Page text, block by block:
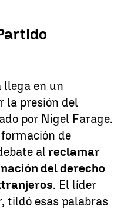
llega en un
la presión del
por Nigel Farage.
de
al reclamar
del derecho
. El líder
tildó esas palabras